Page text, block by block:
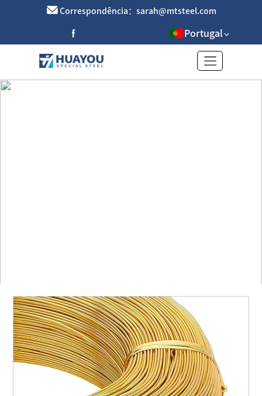
Correspondência：sarah@mtsteel.com
Portugal